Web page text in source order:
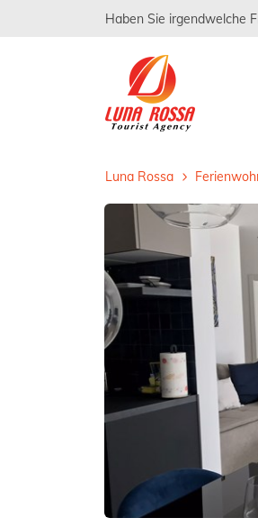
Haben Sie irgendwelche
Luna Rossa